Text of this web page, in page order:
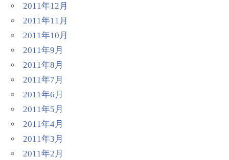
2011年12月
2011年11月
2011年10月
2011年9月
2011年8月
2011年7月
2011年6月
2011年5月
2011年4月
2011年3月
2011年2月